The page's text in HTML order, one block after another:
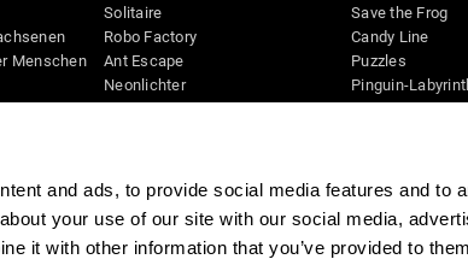
and ads, to provide social media features and to
your use of our site with our social media,
it with other information that you’ve provided to
Menschen
Solitaire
Robo Factory
Ant Escape
Neonlichter
Space Rescue
Math Madness
Marble Race
Musik-Tennis
Save the Frog
Candy Line
Puzzles
Pinguin-
Spiele für
Beweglichkeit
Online-
Gehirnjogging-